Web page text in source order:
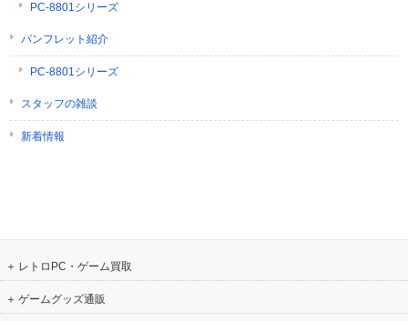
PC-8801シリーズ
パンフレット紹介
PC-8801シリーズ
スタッフの雑談
新着情報
レトロPC・ゲーム買取
ゲームグッズ通販